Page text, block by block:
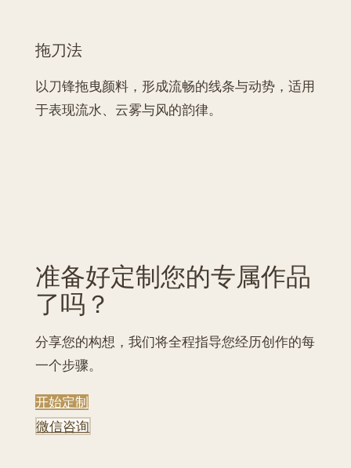
拖刀法
以刀锋拖曳颜料，形成流畅的线条与动势，适用
于表现流水、云雾与风的韵律。
准备好定制您的专属作品
了吗？
分享您的构想，我们将全程指导您经历创作的每
一个步骤。
开始定制
微信咨询